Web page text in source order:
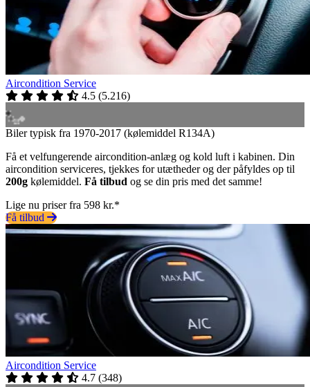
Aircondition Service
4.5 (5.216)
Biler typisk fra 1970-2017 (kølemiddel R134A)
Få et velfungerende aircondition-anlæg og kold luft i kabinen. Din
aircondition serviceres, tjekkes for utætheder og der påfyldes op til
200g kølemiddel. Få tilbud og se din pris med det samme!
Lige nu priser fra 598 kr.*
Få tilbud
Aircondition Service
4.7 (348)